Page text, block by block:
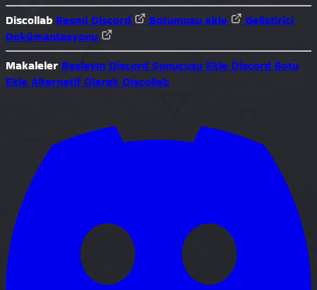
Discollab Resmî Discord Botumuzu ekle
Geliştirici
Dokümantasyonu
Makaleler Başlayın Discord Sunucusu Ekle Discord Botu
Ekle Alternatif Olarak Discollab